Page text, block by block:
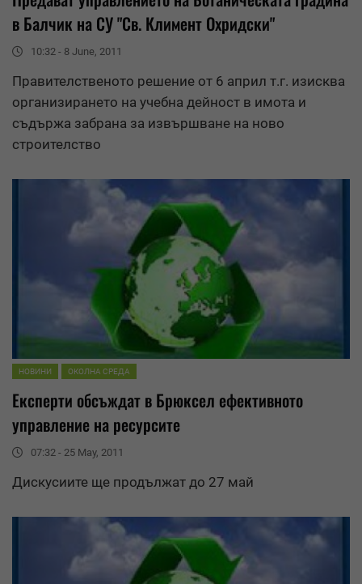
в Балчик на СУ "Св. Климент Охридски"
10:32 - 8 June, 2011
Правителственото решение от 6 април т.г. изисква
организирането на учебна дейност в имота и
съдържа забрана за извършване на ново
строителство
НОВИНИ ОКОЛНА СРЕДА
Експерти обсъждат в Брюксел ефективното
управление на ресурсите
07:32 - 25 May, 2011
Дискусиите ще продължат до 27 май